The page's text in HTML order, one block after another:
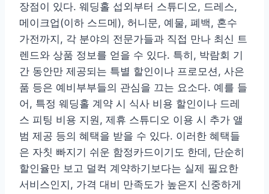
장점이 있다. 웨딩홀 섭외부터 스튜디오, 드레스,
메이크업(이하 스드메), 허니문, 예물, 폐백, 혼수
가전까지, 각 분야의 전문가들과 직접 만나 최신 트
렌드와 상품 정보를 얻을 수 있다. 특히, 박람회 기
간 동안만 제공되는 특별 할인이나 프로모션, 사은
품 등은 예비부부들의 관심을 끄는 요소다. 예를 들
어, 특정 웨딩홀 계약 시 식사 비용 할인이나 드레
스 피팅 비용 지원, 제휴 스튜디오 이용 시 추가 앨
범 제공 등의 혜택을 받을 수 있다. 이러한 혜택들
은 자칫 빠지기 쉬운 함정카드이기도 한데, 단순히
할인율만 보고 덜컥 계약하기보다는 실제 필요한
서비스인지, 가격 대비 만족도가 높은지 신중하게